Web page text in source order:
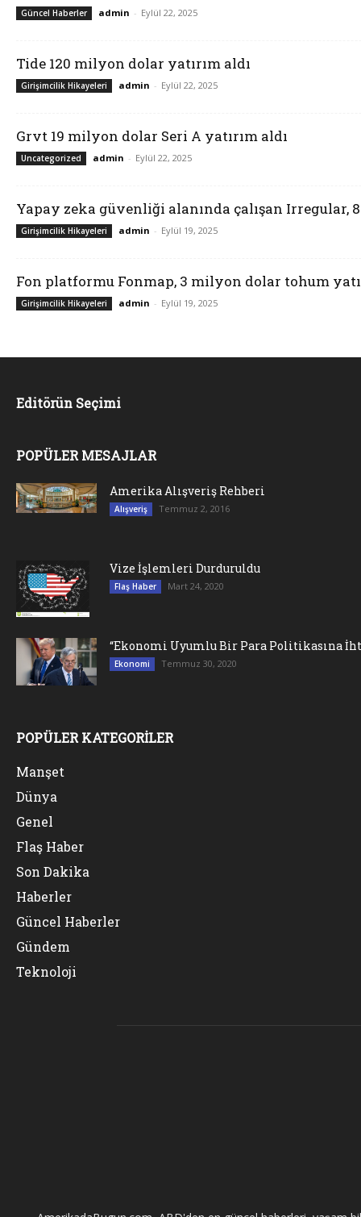
Güncel Haberler admin - Eylül 22, 2025
Tide 120 milyon dolar yatırım aldı
Girişimcilik Hikayeleri admin - Eylül 22, 2025
Grvt 19 milyon dolar Seri A yatırım aldı
Uncategorized admin - Eylül 22, 2025
Yapay zeka güvenliği alanında çalışan Irregular,
Girişimcilik Hikayeleri admin - Eylül 19, 2025
Fon platformu Fonmap, 3 milyon dolar tohum
Girişimcilik Hikayeleri admin - Eylül 19, 2025
Editörün Seçimi
POPÜLER MESAJLAR
Amerika Alışveriş Rehberi
Alışveriş Temmuz 2, 2016
Vize İşlemleri Durduruldu
Flaş Haber Mart 24, 2020
“Ekonomi Uyumlu Bir Para Politikasına
Ekonomi Temmuz 30, 2020
POPÜLER KATEGORİLER
Manşet
Dünya
Genel
Flaş Haber
Son Dakika
Haberler
Güncel Haberler
Gündem
Teknoloji